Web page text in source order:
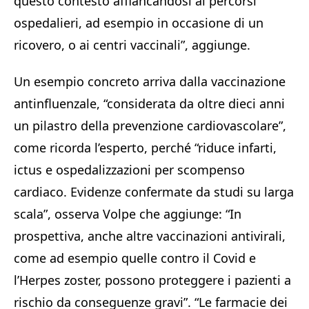
ospedalieri, ad esempio in occasione di un
ricovero, o ai centri vaccinali”, aggiunge.
Un esempio concreto arriva dalla vaccinazione
antinfluenzale, “considerata da oltre dieci anni
un pilastro della prevenzione cardiovascolare”,
come ricorda l’esperto, perché “riduce infarti,
ictus e ospedalizzazioni per scompenso
cardiaco. Evidenze confermate da studi su larga
scala”, osserva Volpe che aggiunge: “In
prospettiva, anche altre vaccinazioni antivirali,
come ad esempio quelle contro il Covid e
l’Herpes zoster, possono proteggere i pazienti a
rischio da conseguenze gravi”. “Le farmacie dei